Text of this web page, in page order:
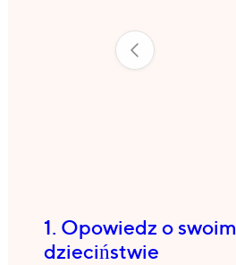
1. Opowiedz o swoim
dzieciństwie